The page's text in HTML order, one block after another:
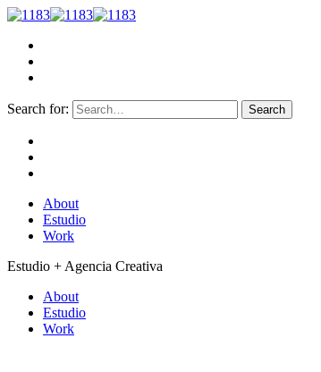
Search for:
About
Estudio
Work
Estudio + Agencia Creativa
About
Estudio
Work